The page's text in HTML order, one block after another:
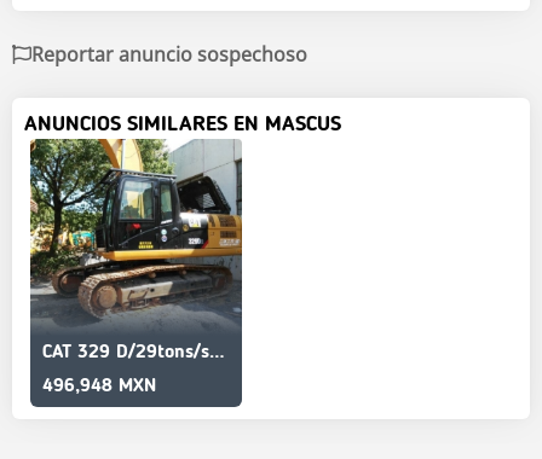
Reportar anuncio sospechoso
ANUNCIOS SIMILARES EN MASCUS
CAT 329 D/29tons/secondhand/90%new/High quality
496,948 MXN